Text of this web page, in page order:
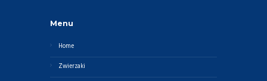
Menu
Home
Zwierzaki